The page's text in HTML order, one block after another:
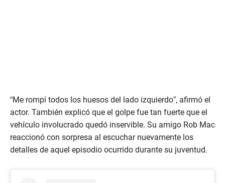
“Me rompí todos los huesos del lado izquierdo”, afirmó el
actor. También explicó que el golpe fue tan fuerte que el
vehículo involucrado quedó inservible. Su amigo Rob Mac
reaccionó con sorpresa al escuchar nuevamente los
detalles de aquel episodio ocurrido durante su juventud.